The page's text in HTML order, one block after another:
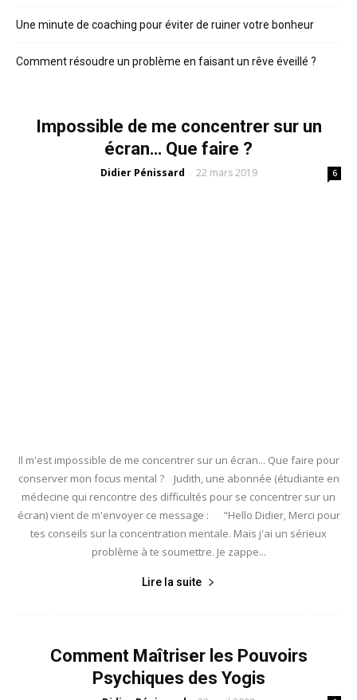
Une minute de coaching pour éviter de ruiner votre bonheur
Comment résoudre un problème en faisant un rêve éveillé ?
Impossible de me concentrer sur un
écran… Que faire ?
Didier Pénissard - 22 mars 2019 6
Il m'est impossible de me concentrer sur un écran... Que faire pour
conserver mon focus mental ? Judith, une abonnée (étudiante en
médecine qui rencontre des difficultés pour se concentrer sur un
écran) vient de m'envoyer ce message : "Hello Didier, Merci pour
tes conseils sur la concentration mentale. Mais j'ai un sérieux
problème à te soumettre. Je zappe...
Lire la suite
Comment Maîtriser les Pouvoirs
Psychiques des Yogis